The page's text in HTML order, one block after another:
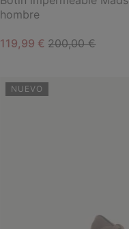
hombre
Sale price:
119,99 €Regular price:
200,00 €
NUEVO